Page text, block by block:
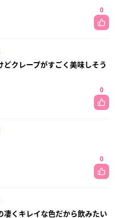
0
クレープがすごく美味しそう
0
0
凄くキレイな色だから飲みたい